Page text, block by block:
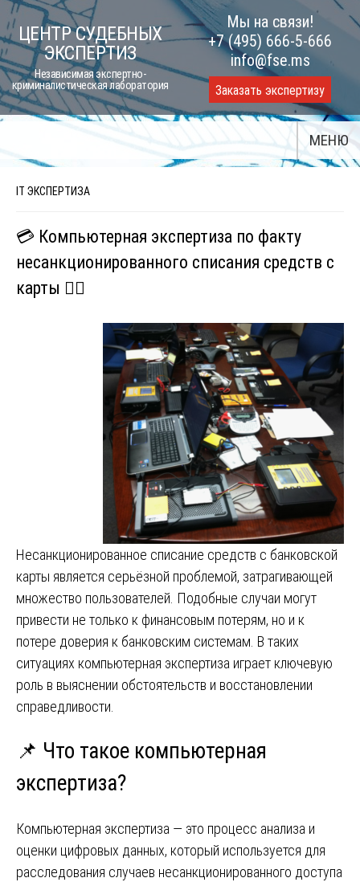
Skip
to
content
ЦЕНТР СУДЕБНЫХ
ЭКСПЕРТИЗ
Независимая экспертно-
криминалистическая лаборатория
Мы на связи!
+7 (495) 666-5-666
info@fse.ms
Заказать экспертизу
МЕНЮ
IT ЭКСПЕРТИЗА
💳 Компьютерная экспертиза по факту
несанкционированного списания средств с
карты 🕵️‍♂️
Несанкционированное списание средств с банковской
карты является серьёзной проблемой, затрагивающей
множество пользователей. Подобные случаи могут
привести не только к финансовым потерям, но и к
потере доверия к банковским системам. В таких
ситуациях компьютерная экспертиза играет ключевую
роль в выяснении обстоятельств и восстановлении
справедливости.
📌 Что такое компьютерная
экспертиза?
Компьютерная экспертиза — это процесс анализа и
оценки цифровых данных, который используется для
расследования случаев несанкционированного доступа